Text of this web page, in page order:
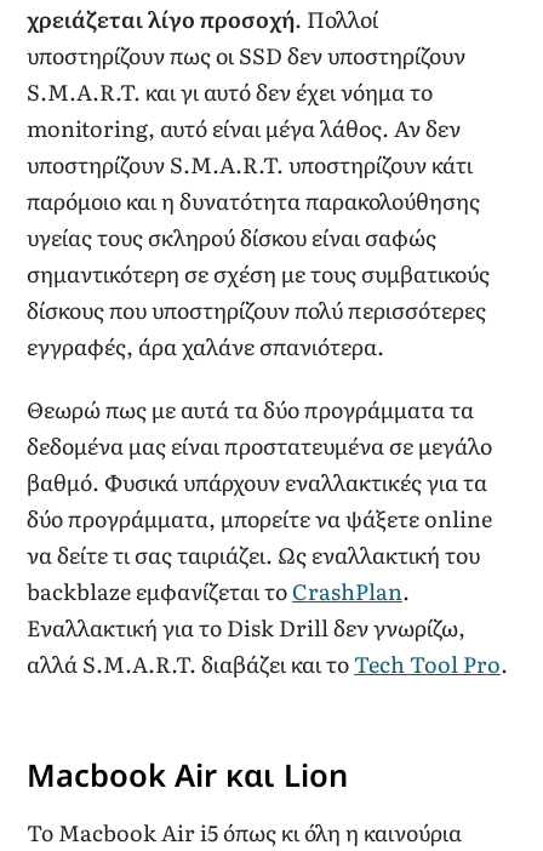
χρειάζεται λίγο προσοχή. Πολλοί
υποστηρίζουν πως οι SSD δεν υποστηρίζουν
S.M.A.R.T. και γι αυτό δεν έχει νόημα το
monitoring, αυτό είναι μέγα λάθος. Αν δεν
υποστηρίζουν S.M.A.R.T. υποστηρίζουν κάτι
παρόμοιο και η δυνατότητα παρακολούθησης
υγείας τους σκληρού δίσκου είναι σαφώς
σημαντικότερη σε σχέση με τους συμβατικούς
δίσκους που υποστηρίζουν πολύ περισσότερες
εγγραφές, άρα χαλάνε σπανιότερα.
Θεωρώ πως με αυτά τα δύο προγράμματα τα
δεδομένα μας είναι προστατευμένα σε μεγάλο
βαθμό. Φυσικά υπάρχουν εναλλακτικές για τα
δύο προγράμματα, μπορείτε να ψάξετε online
να δείτε τι σας ταιριάζει. Ως εναλλακτική του
backblaze εμφανίζεται τοCrashPlan.
Εναλλακτική για το Disk Drill δεν γνωρίζω,
αλλά S.M.A.R.T. διαβάζει και τοTech Tool Pro.
Macbook Air και Lion
Το Macbook Air i5 όπως κι όλη η καινούρια